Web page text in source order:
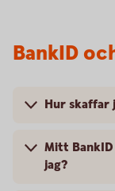
BankID
Hur skaffar
Mitt
jag?